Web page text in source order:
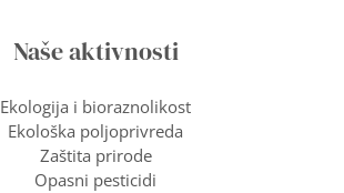
Naše aktivnosti
Ekologija i bioraznolikost
Ekološka poljoprivreda
Zaštita prirode
Opasni pesticidi